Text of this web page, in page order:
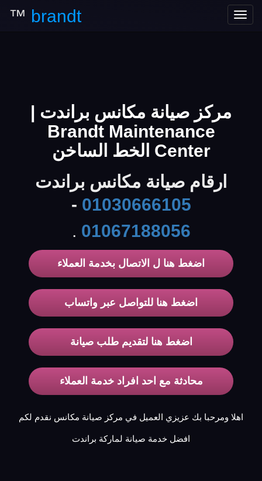
Toggle
brandt
™
مركز صيانة مكانس براندت |
Brandt Maintenance
Center الخط الساخن
ارقام صيانة مكانس براندت
01030666105
-
01067188056
.
اضغط هنا ل الاتصال بخدمة العملاء
اضغط هنا للتواصل عبر واتساب
اضغط هنا لتقديم طلب صيانة
محادثة مع احد افراد خدمة العملاء
اهلا ومرحبا بك عزيزي العميل في مركز صيانة مكانس نقدم لكم
افضل خدمة صيانة لماركة براندت